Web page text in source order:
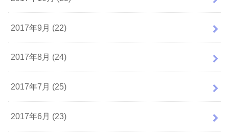
2017年9月 (22)
2017年8月 (24)
2017年7月 (25)
2017年6月 (23)